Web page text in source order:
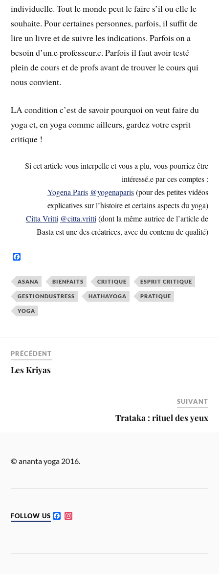
individuelle. Tout le monde peut le faire s’il ou elle le
souhaite. Pour certaines personnes, parfois, il suffit de
lire un livre et de suivre les indications. Parfois on a
besoin d’un.e professeur.e. Parfois il faut avoir testé
plein de cours et de profs avant de trouver le cours qui
nous convient.
LA condition c’est de savoir pourquoi on veut faire du
yoga et, en yoga comme ailleurs, gardez votre esprit
critique !
Si cet article vous interpelle et vous a plu, vous pourriez être
intéressé.e par ces comptes :
Yogena Paris @yogenaparis(pour des petites vidéos
explicatives sur l’histoire et certains aspects du yoga)
Citta Vritti @citta.vritti(dont la même autrice de l’article de
Basta est une des créatrices, avec du contenu de qualité)
e
b
o
o
k
ASANA BIENFAITS CRITIQUE ESPRIT CRITIQUE
GESTIONDUSTRESS HATHAYOGA PRATIQUE
YOGA
PRÉCÉDENT
Les Kriyas
SUIVANT
Trataka : rituel des yeux
© ananta yoga 2016.
FOLLOW US
o
g